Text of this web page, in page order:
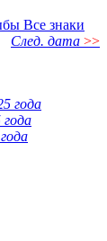
Все знаки
След. дата >>
года
года